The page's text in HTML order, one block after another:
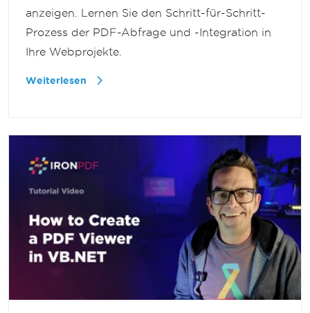
anzeigen. Lernen Sie den Schritt-für-Schritt-
Prozess der PDF-Abfrage und -Integration in
Ihre Webprojekte.
Weiterlesen